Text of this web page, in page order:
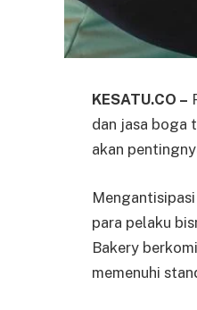
KESATU.CO –
dan jasa boga
akan
para pelaku
Bakery
memenuhi